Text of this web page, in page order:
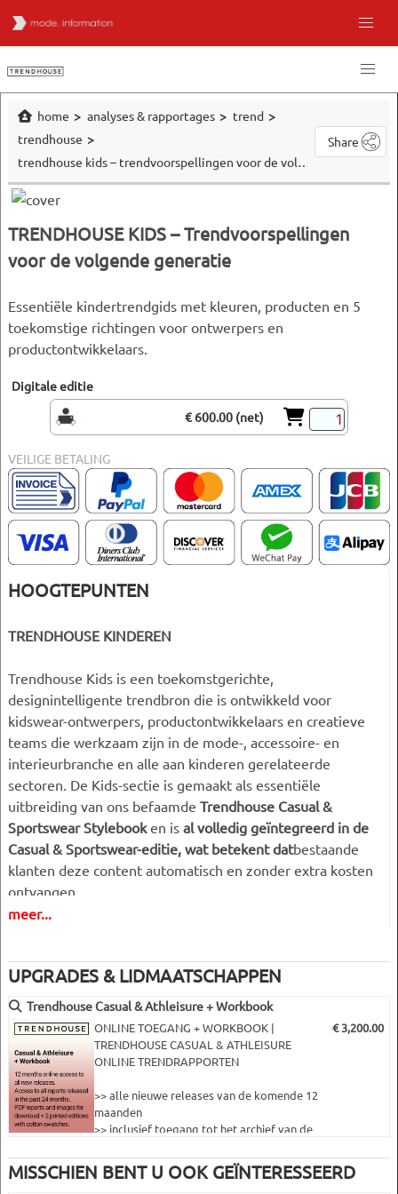
home analyses & rapportages
trend
trendhouse
trendhouse kids – trendvoorspellingen voor de volgende generatie
Share
TRENDHOUSE KIDS – Trendvoorspellingen
voor de volgende generatie
Essentiële kindertrendgids met kleuren, producten en 5
toekomstige richtingen voor ontwerpers en
productontwikkelaars.
Digitale editie
€ 600.00 (net)
VEILIGE BETALING
HOOGTEPUNTEN
TRENDHOUSE KINDEREN
Trendhouse Kids is een toekomstgerichte,
designintelligente trendbron die is ontwikkeld voor
kidswear-ontwerpers, productontwikkelaars en creatieve
teams die werkzaam zijn in de mode-, accessoire- en
interieurbranche en alle aan kinderen gerelateerde
sectoren. De Kids-sectie is gemaakt als essentiële
uitbreiding van ons befaamde Trendhouse Casual &
Sportswear Stylebooken is al volledig geïntegreerd in de
Casual & Sportswear-editie, wat betekent datbestaande
klanten deze content automatisch en zonder extra kosten
ontvangen.
Inspelend op de wereldwijde verschuiving naar comfort,
veelzijdigheid en welzijn, vertaalt onze Kids Trend Forecast
de meest invloedrijke trends voor volwassenen en jongeren
van dit seizoen induidelijke, bruikbare richtingen die
specifiek zijn afgestemd op de leeftijdsgroep van 6-12 jaar
Elk van devijf belangrijkste Kids Trend Directions
compact maar uitgebreid overzicht dat is ontworpen voor
marktverwachtingen.
meer...
UPGRADES & LIDMAATSCHAPPEN
Trendhouse Casual & Athleisure + Workbook
ONLINE TOEGANG + WORKBOOK |
TRENDHOUSE CASUAL & ATHLEISURE
ONLINE TRENDRAPPORTEN
>> alle nieuwe releases van de komende 12
maanden
>> inclusief toegang tot het archief van de
>> downloaden als PDF en of bijbehorende
bestanden of artwork of beeldmateriaal
€ 3,200.00
MISSCHIEN BENT U OOK GEÏNTERESSEERD